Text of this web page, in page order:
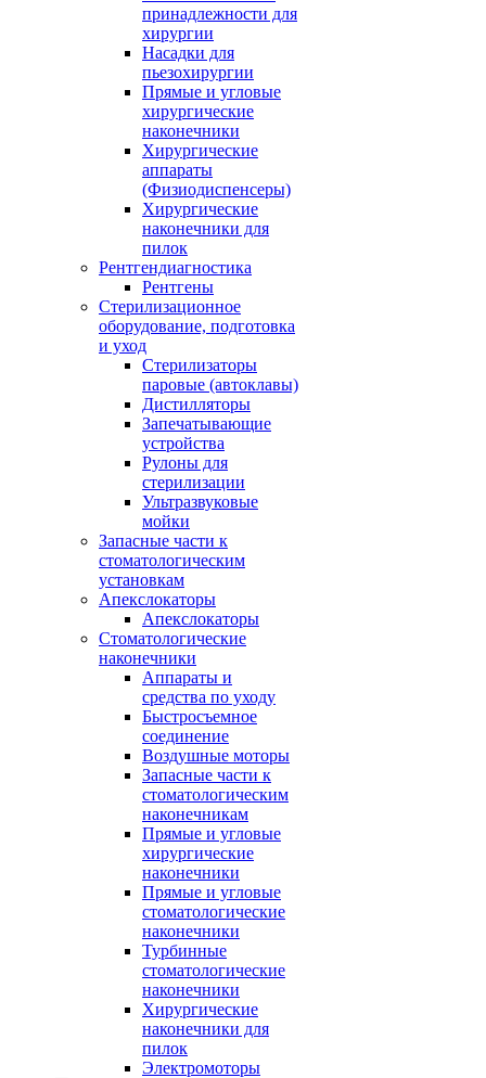
принадлежности для
хирургии
Насадки для
пьезохирургии
Прямые и угловые
хирургические
наконечники
Хирургические
аппараты
(Физиодиспенсеры)
Хирургические
наконечники для
пилок
Рентгендиагностика
Рентгены
Стерилизационное
оборудование, подготовка
и уход
Стерилизаторы
паровые (автоклавы)
Дистилляторы
Запечатывающие
устройства
Рулоны для
стерилизации
Ультразвуковые
мойки
Запасные части к
стоматологическим
установкам
Апекслокаторы
Апекслокаторы
Стоматологические
наконечники
Аппараты и
средства по уходу
Быстросъемное
соединение
Воздушные моторы
Запасные части к
стоматологическим
наконечникам
Прямые и угловые
хирургические
наконечники
Прямые и угловые
стоматологические
наконечники
Турбинные
стоматологические
наконечники
Хирургические
наконечники для
пилок
Электромоторы